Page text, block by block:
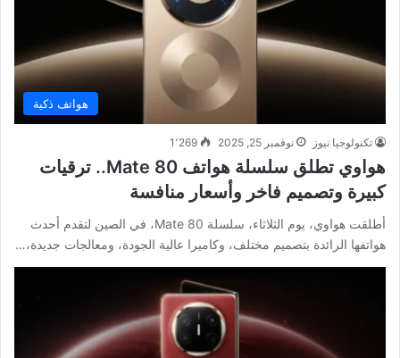
هواتف ذكية
تكنولوجيا نيوز نوفمبر 25, 2025 1٬269
هواوي تطلق سلسلة هواتف Mate 80.. ترقيات
كبيرة وتصميم فاخر وأسعار منافسة
أطلقت هواوي، يوم الثلاثاء، سلسلة Mate 80، في الصين لتقدم أحدث
هواتفها الرائدة بتصميم مختلف، وكاميرا عالية الجودة، ومعالجات جديدة،…